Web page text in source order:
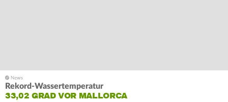
Rekord-Wassertemperatur
33,02 GRAD VOR MALLORCA